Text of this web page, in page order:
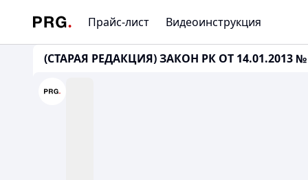
Прайс-лист Видеоинструкция
(СТАРАЯ РЕДАКЦИЯ) ЗАКОН РК ОТ 14.01.2013 №